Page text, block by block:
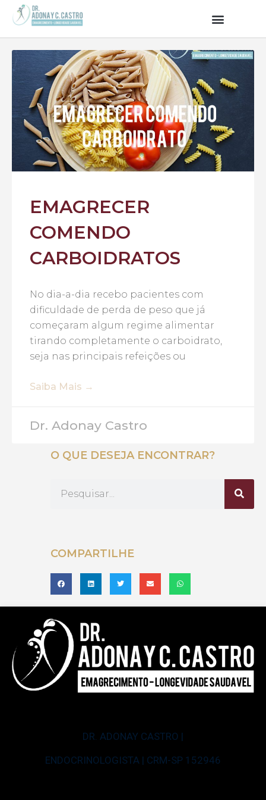
EMAGRECER
COMENDO
CARBOIDRATOS
No dia-a-dia recebo pacientes com
dificuldade de perda de peso que já
começaram algum regime alimentar
tirando completamente o carboidrato,
seja nas principais refeições ou
Saiba Mais →
Dr. Adonay Castro
O QUE DESEJA ENCONTRAR?
COMPARTILHE
DR. ADONAY CASTRO |
ENDOCRINOLOGISTA | CRM-SP 152946